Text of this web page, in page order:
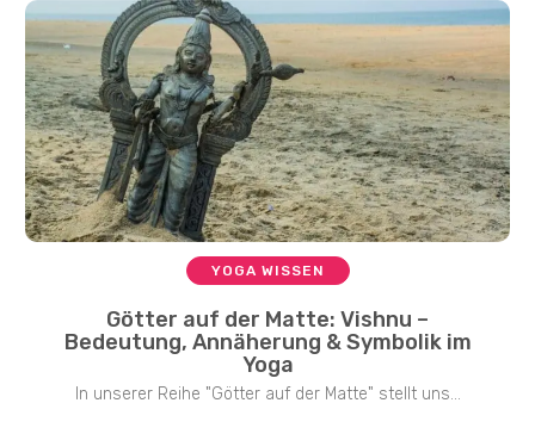
YOGA WISSEN
Götter auf der Matte: Vishnu –
Bedeutung, Annäherung & Symbolik im
Yoga
In unserer Reihe "Götter auf der Matte" stellt uns...